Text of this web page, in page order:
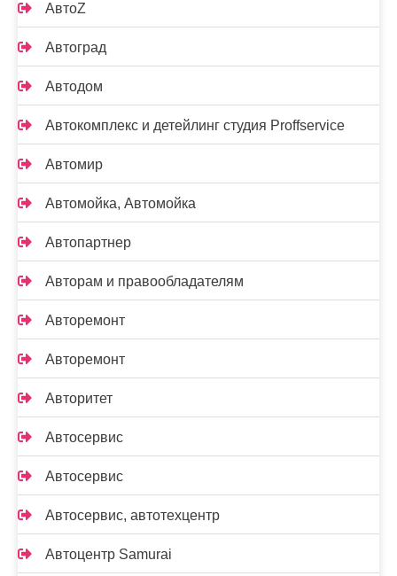
АвтоZ
Автоград
Автодом
Автокомплекс и детейлинг студия Proffservice
Автомир
Автомойка, Автомойка
Автопартнер
Авторам и правообладателям
Авторемонт
Авторемонт
Авторитет
Автосервис
Автосервис
Автосервис, автотехцентр
Автоцентр Samurai